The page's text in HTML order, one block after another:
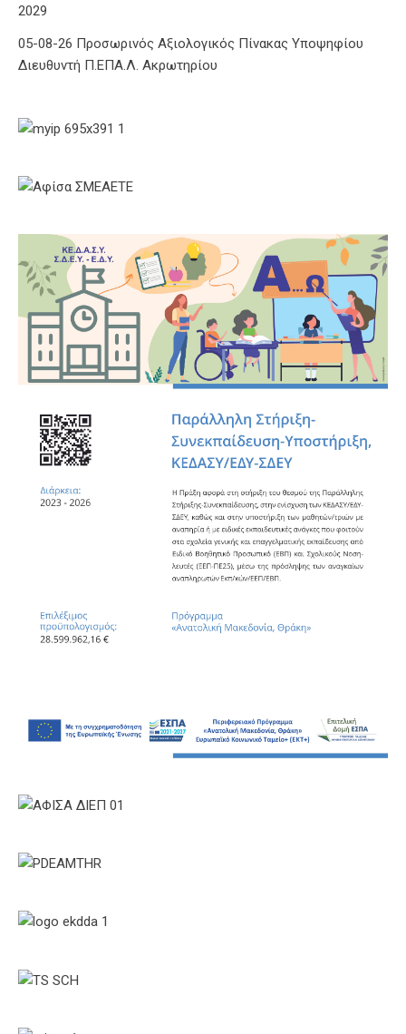
2029
05-08-26 Προσωρινός Αξιολογικός Πίνακας Υποψηφίου
Διευθυντή Π.ΕΠΑ.Λ. Ακρωτηρίου